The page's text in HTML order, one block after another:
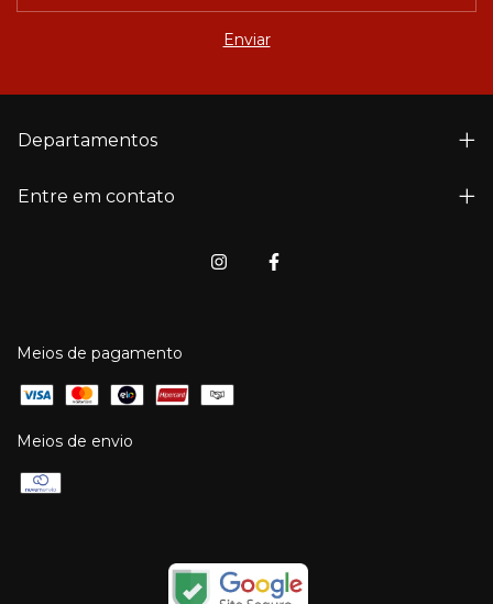
Departamentos
Entre em contato
Meios de pagamento
Meios de envio